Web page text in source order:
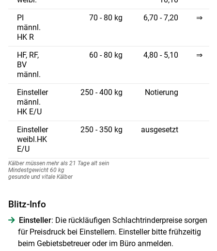
PI
männl.
HK R
70 - 80 kg 6,70 - 7,20 ⇒
HF, RF,
BV
männl.
60 - 80 kg 4,80 - 5,10 ⇒
Einsteller
männl.
HK E/U
250 - 400 kg Notierung
Einsteller
weibl.HK
E/U
250 - 350 kg ausgesetzt
Kälber müssen mehr als 21 Tage alt sein
Mindestgewicht 60 kg
gesunde und vitale Kälber
Blitz-Info
Einsteller: Die rückläufigen Schlachtrinderpreise sorgen
für Preisdruck bei Einstellern. Einsteller bitte frühzeitig
beim Gebietsbetreuer oder im Büro anmelden.